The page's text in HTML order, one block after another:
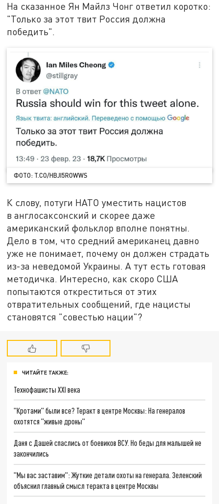
На сказанное Ян Майлз Чонг ответил коротко:
"Только за этот твит Россия должна
победить".
ФОТО: T.CO/HBJI5ROWWS
К слову, потуги НАТО уместить нацистов
в англосаксонский и скорее даже
американский фольклор вполне понятны.
Дело в том, что средний американец давно
уже не понимает, почему он должен страдать
из-за неведомой Украины. А тут есть готовая
методичка. Интересно, как скоро США
попытаются откреститься от этих
отвратительных сообщений, где нацисты
становятся "совестью нации"?
ЧИТАЙТЕ ТАКЖЕ:
Технофашисты XXI века
"Кротами" были все? Теракт в центре Москвы: На генералов
охотятся "живые дроны"
Даня с Дашей спаслись от боевиков ВСУ. Но беды для малышей не
закончились
"Мы вас заставим": Жуткие детали охоты на генерала. Зеленский
объяснил главный смысл теракта в центре Москвы